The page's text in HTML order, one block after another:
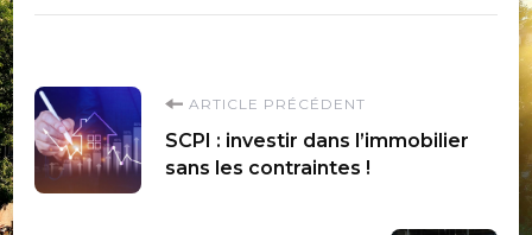
Navigation
d'article
ARTICLE PRÉCÉDENT
SCPI : investir dans l’immobilier
sans les contraintes !